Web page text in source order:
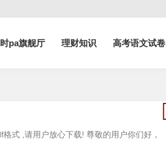
pa旗舰厅 理财知识 高考语文试卷
-Z6尊龙凯时pa旗舰厅
式 ,请用户放心下载! 尊敬的用户你们好，